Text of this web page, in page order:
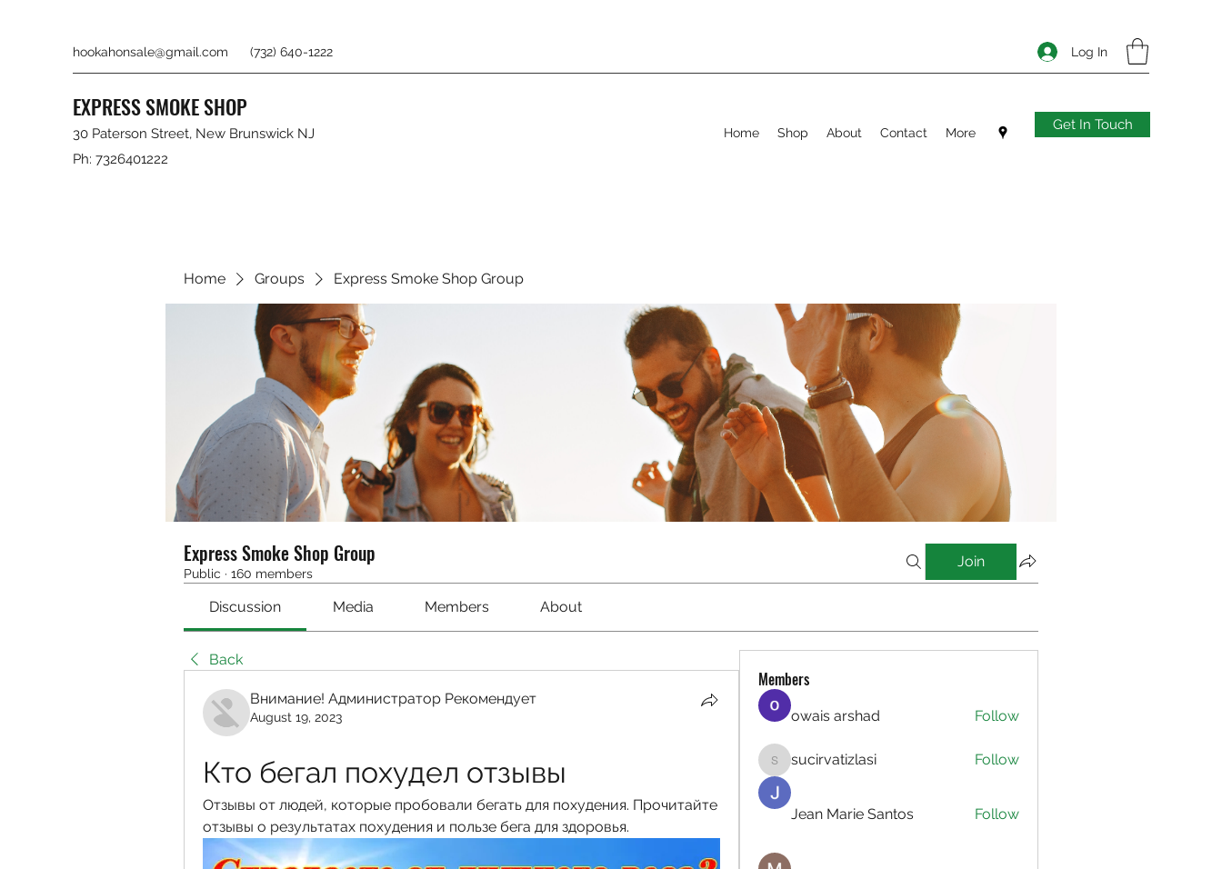
hookahonsale@gmail.com (732) 640-1222 Log In
EXPRESS SMOKE SHOP
30 Paterson Street, New Brunswick NJ
Ph: 7326401222
Home Shop About Contact More Get In Touch
Home Groups Express Smoke Shop Group
Express Smoke Shop Group
Public · 160 members
Join
Discussion Media Members About
Back
Внимание! Администратор Рекомендует
August 19, 2023
Кто бегал похудел отзывы
Отзывы от людей, которые пробовали бегать для похудения. Прочитайте
отзывы о результатах похудения и пользе бега для здоровья.
Members
owais arshad Follow
sucirvatizlasi
sucirvatizlasi Follow
Jean Marie Santos Follow